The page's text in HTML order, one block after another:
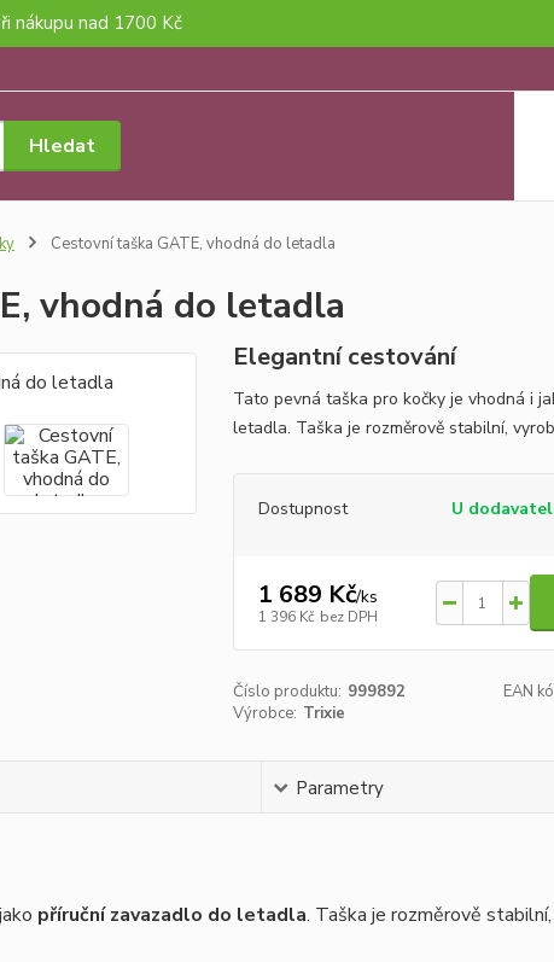
nákupu nad 1700 Kč
Hledat
Cestovní taška GATE, vhodná do letadla
vhodná do letadla
Elegantní cestování
Tato pevná taška pro kočky je vhodná i
letadla. Taška je rozměrově stabilní,
Dostupnost U
1 689 Kč/ks
1 396 Kč bez DPH
Číslo produktu: 999892 EAN
Výrobce: Trixie
Parametry
příruční zavazadlo do letadla. Taška je rozměrově